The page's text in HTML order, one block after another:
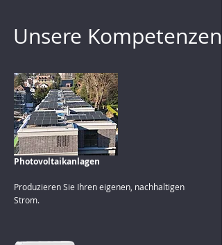
Unsere Kompetenzen
Photovoltaikanlagen
Produzieren Sie Ihren eigenen, nachhaltigen
Strom.